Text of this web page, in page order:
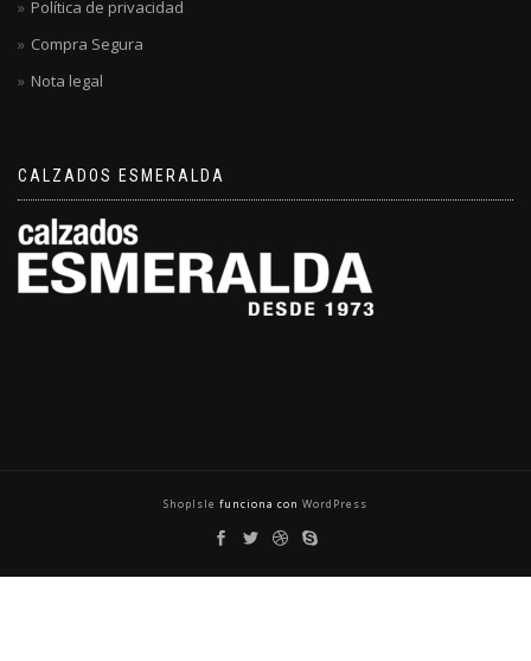
Política de privacidad
Compra Segura
Nota legal
CALZADOS ESMERALDA
ShopIsle funciona con WordPress